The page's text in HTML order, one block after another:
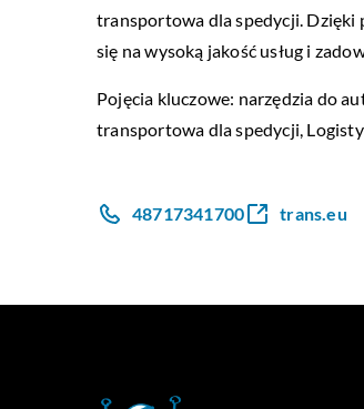
transportowa dla spedycji. Dzięki
się na wysoką jakość usług i
Pojęcia kluczowe: narzędzia do
transportowa dla spedycji,
48717341700 trans.eu